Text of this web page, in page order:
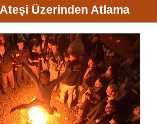
Üzerinden Atlama